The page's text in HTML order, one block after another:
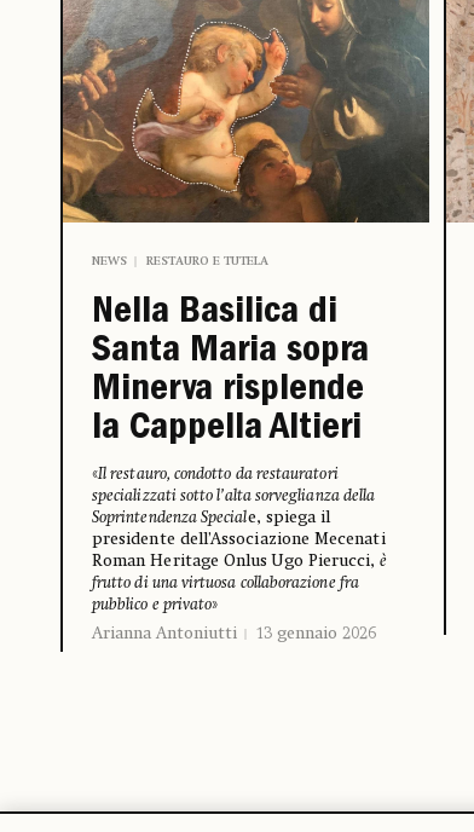
NEWS RESTAURO E TUTELA
Nella Basilica di
Santa Maria sopra
Minerva risplende
la Cappella Altieri
«Il restauro, condotto da restauratori
specializzati sotto l’alta sorveglianza della
Soprintendenza Speciale, spiega il
presidente dell’Associazione Mecenati
Roman Heritage Onlus Ugo Pierucci,è
frutto di una virtuosa collaborazione fra
pubblico e privato»
Arianna Antoniutti
13 gennaio 2026